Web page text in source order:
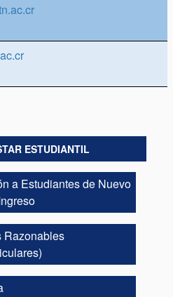
ESTUDIANTIL
a Estudiantes de Nuevo
Razonables